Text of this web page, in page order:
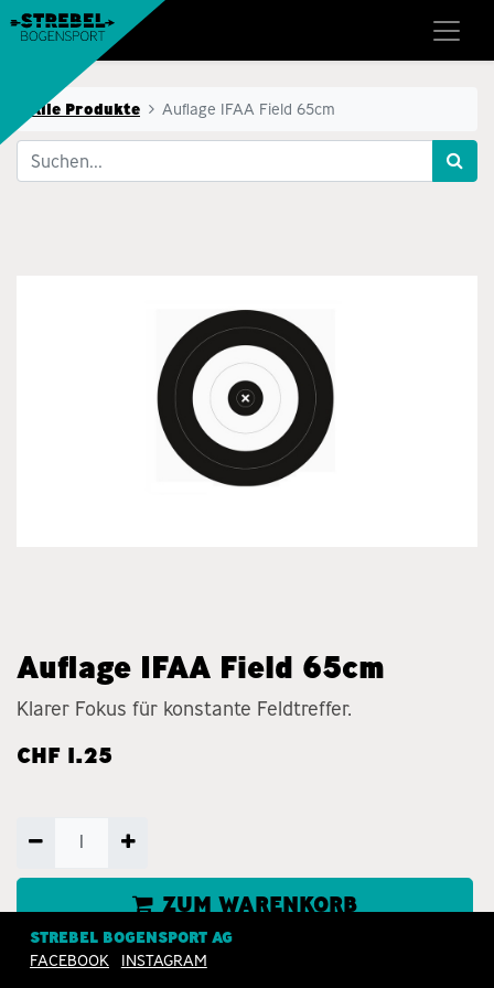
Alle Produkte Auflage IFAA Field 65cm
Auflage IFAA Field 65cm
Klarer Fokus für konstante Feldtreffer.
CHF 1.25
ZUM WARENKORB
HINZUFÜGEN
STREBEL BOGENSPORT AG
FACEBOOK
INSTAGRAM